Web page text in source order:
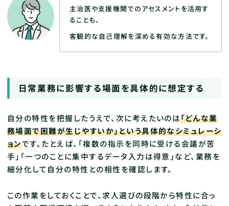
主治医や支援機関でのアセスメントを活用す
ることも、
客観的な自己理解を深める有効な方法です。
日常業務に影響する場面を具体的に想定する
自分の特性を把握したうえで、次に考えたいのは「どんな業
務場面で困難が生じやすいか」という具体的なシミュレーシ
ョンです。たとえば、「複数の指示を同時に受ける会議が苦
手」「一つのことに集中するデータ入力は得意」など、業務を
細分化して自分の特性との相性を確認します。
この作業をしておくことで、求人選びの段階から特性に合っ